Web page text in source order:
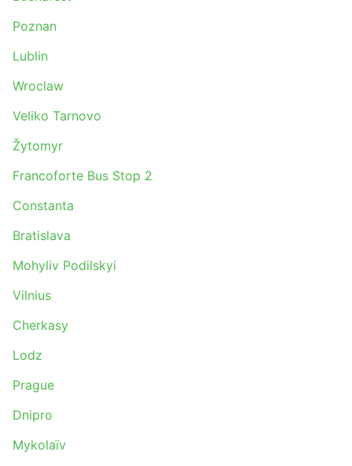
situazione del traffico locale.
Gli autobus sono forse il mezzo di trasporto meno
dipendono fortemente dalla situazione stradale,
stradali, deviazioni, ecc.). Questo vale soprattutto
festività nazionali. Tienilo presente e non
programmare connessioni troppo ravvicinate.
maggiore affluenza è consigliabile prenotare in
arrivare alla stazione e prendere il prossimo
autobus: rischi di trovare i biglietti esauriti, quindi
programma il tuo viaggio con largo anticipo.
Poznan
Lublin
Wroclaw
Veliko Tarnovo
Žytomyr
Francoforte Bus Stop 2
Constanta
Bratislava
Mohyliv Podilskyi
Vilnius
Cherkasy
Lodz
Prague
Dnipro
Mykolaïv